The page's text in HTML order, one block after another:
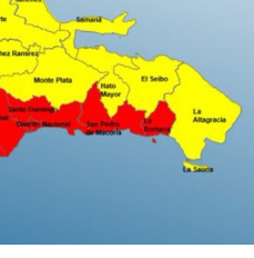
tir
por